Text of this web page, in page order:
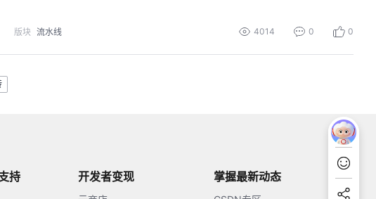
版块 流水线 4014 0 0
持 开发者变现 掌握最新动态